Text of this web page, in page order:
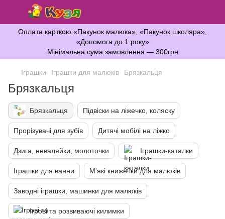
Оплата карткою «Пакунок малюка», «Пакунок школяра»,
«Допомога до 1 року»
Мінімальна сума замовлення — 300грн
Іграшки Іграшки для малюків Брязкальця
Брязкальця
Брязкальця Підвіски на ліжечко, коляску
Прорізувачі для зубів Дитячі мобілі на ліжко
Дзига, неваляйки, молоточки Іграшки-каталки
Іграшки для ванни М'які книжечки для малюків
Заводні іграшки, машинки для малюків
Ігрові та розвиваючі килимки